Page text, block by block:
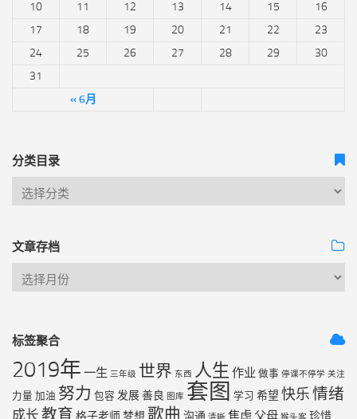
« 6月
10
11 12 13 14 15
16
17
18 19 20 21 22
23
24
25 26 27 28 29
30
31
分类目录
文章存档
标签聚合
2019年 一生 三年级 世界 东西 人生 作业 做事 停课不停学 关注
力量 加油 努力 包容 发展善良 图库 套图 学习 希望 快乐情绪
成长 教育 格子老师梦想 歌曲 沟通 焦虑 父母 珍惜